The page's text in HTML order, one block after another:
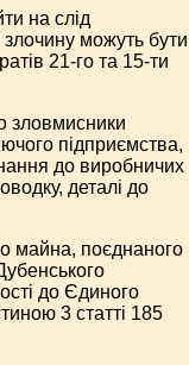
на слід
можуть бути
21-го та 15-ти
зловмисники
підприємства,
до виробничих
деталі до
майна, поєднаного
до Єдиного
3 статті 185